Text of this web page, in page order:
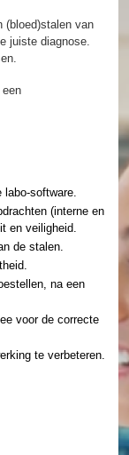
(bloed)stalen van
juiste diagnose.
software.
(interne en
en veiligheid.
de stalen.
na een
voor de correcte
te verbeteren.